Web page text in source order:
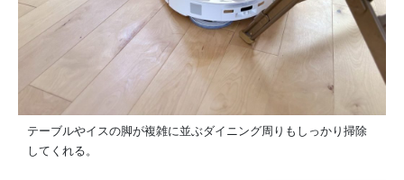
テーブルやイスの脚が複雑に並ぶダイニング周りもしっかり掃除
してくれる。